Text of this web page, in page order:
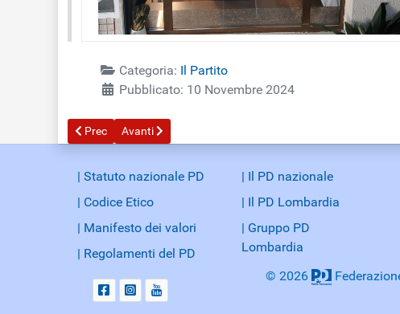
Categoria: Il Partito
Pubblicato: 10 Novembre 2024
Articolo precedente: Sostieni il PD
Prec Articolo successivo: I Forum del PD provinciale
Avanti
| Statuto nazionale PD
| Codice Etico
| Manifesto dei valori
| Regolamenti del PD
| Il PD nazionale
| Il PD Lombardia
| Gruppo PD
Lombardia
© 2026